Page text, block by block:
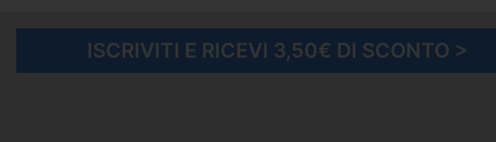
ISCRIVITI E RICEVI 3,50€ DI SCONTO >